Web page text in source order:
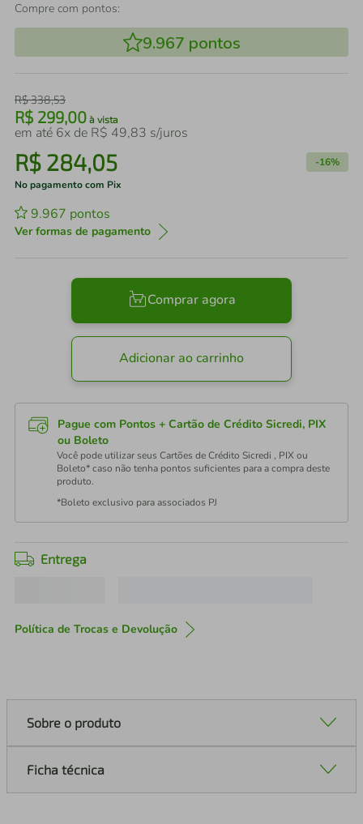
Compre com pontos:
9.967 pontos
R$338,53
R$ 299,00 à vista
em até 6x de R$ 49,83 s/juros
R$ 284,05 -16%
No pagamento com Pix
9.967 pontos
Ver formas de pagamento
Comprar agora
Adicionar ao carrinho
Pague com Pontos + Cartão de Crédito Sicredi, PIX
ou Boleto
Você pode utilizar seus Cartões de Crédito Sicredi , PIX ou
Boleto* caso não tenha pontos suficientes para a compra deste
produto.
*Boleto exclusivo para associados PJ
Entrega
Política de Trocas e Devolução
Sobre o produto
Ficha técnica